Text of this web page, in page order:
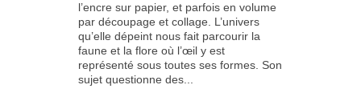
l’encre sur papier, et parfois en volume
par découpage et collage. L’univers
qu’elle dépeint nous fait parcourir la
faune et la flore où l’œil y est
représenté sous toutes ses formes. Son
sujet questionne des...